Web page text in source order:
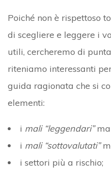
Poiché non è rispettoso
di scegliere e leggere i
utili, cercheremo di
riteniamo interessanti
guida ragionata che si
elementi:
i mali “leggendari”ma
i mali “sottovalutati”
i settori più a rischio;